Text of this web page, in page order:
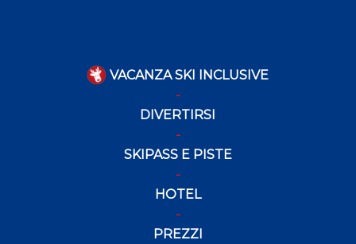
VACANZA SKI INCLUSIVE
DIVERTIRSI
SKIPASS E PISTE
HOTEL
PREZZI